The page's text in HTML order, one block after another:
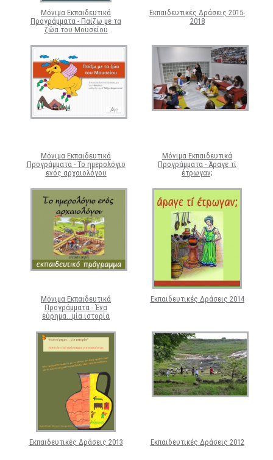
Μόνιμα Εκπαιδευτικά
Προγράμματα - Παίζω με τα
ζώα του Μουσείου
Εκπαιδευτικές Δράσεις 2015-
2018
Μόνιμα Εκπαιδευτικά
Προγράμματα - Το ημερολόγιο
ενός αρχαιολόγου
Μόνιμα Εκπαιδευτικά
Προγράμματα - Άραγε τί
έτρωγαν;
Μόνιμα Εκπαιδευτικά
Προγράμματα - Ένα
εύρημα...μία ιστορία
Εκπαιδευτικές Δράσεις 2014
Εκπαιδευτικές Δράσεις 2013 Εκπαιδευτικές Δράσεις 2012